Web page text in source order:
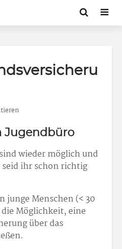
Jugendbüro
wieder möglich und
ihr schon richtig
junge Menschen (< 30
Möglichkeit, eine
über das